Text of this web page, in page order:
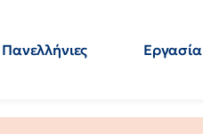
Πανελλήνιες Εργασία